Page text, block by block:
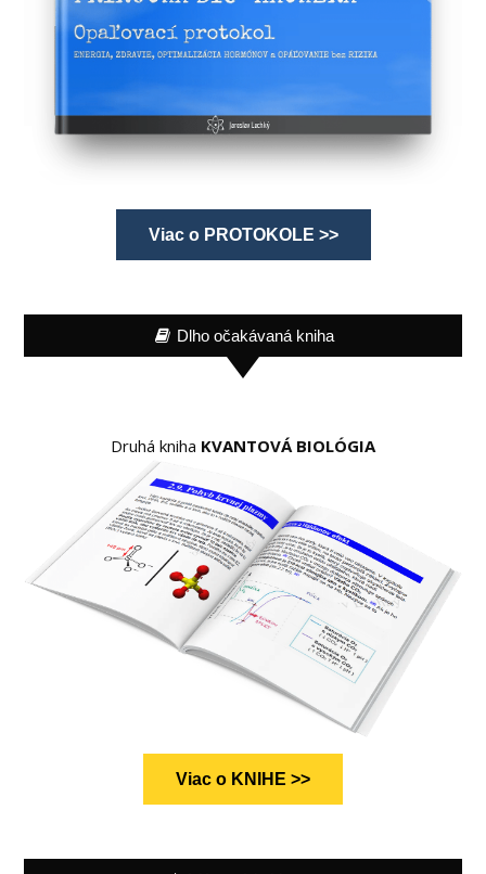
Viac o PROTOKOLE >>
Dlho očakávaná kniha
Druhá kniha KVANTOVÁ BIOLÓGIA
Viac o KNIHE >>